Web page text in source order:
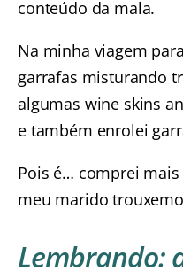
conteúdo da mala.
Na minha viagem
garrafas misturando
algumas wine skins
e também enrolei
Pois é… comprei
meu marido
Lembrando: